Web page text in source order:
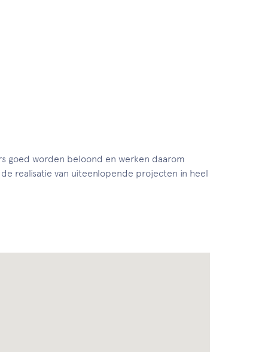
goed worden beloond en werken daarom
realisatie van uiteenlopende projecten in heel